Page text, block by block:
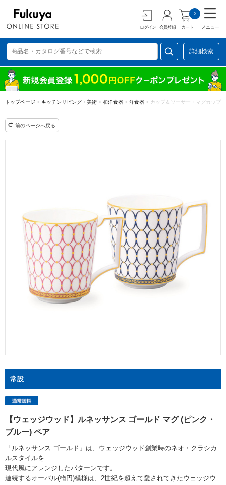
ログイン 会員登録 カート
0
メニュー
詳細検索
トップページ > キッチンリビング・美術 > 和洋食器 > 洋食器 > カップ＆ソーサー・マグカップ
前のページへ戻る
常設
【ウェッジウッド】ルネッサンス ゴールド マグ (ピンク・
ブルー) ペア
「ルネッサンス ゴールド」は、ウェッジウッド創業時のネオ・クラシカ
ルスタイルを
現代風にアレンジしたパターンです。
連続するオーバル(楕円)模様は、2世紀を超えて愛されてきたウェッジウ